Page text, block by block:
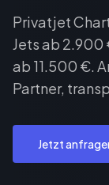
Privatjet
Jets ab 2.900
ab 11.500 €.
Partner,
Jetzt